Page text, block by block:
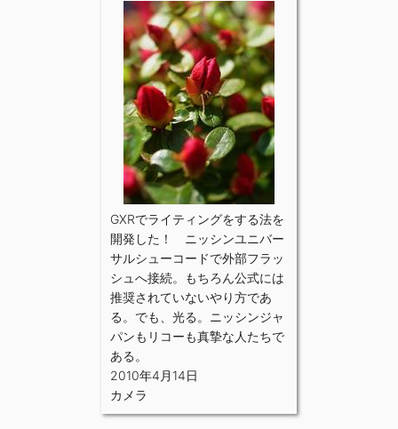
GXRでライティングをする法を
開発した！ ニッシンユニバー
サルシューコードで外部フラッ
シュへ接続。もちろん公式には
推奨されていないやり方であ
る。でも、光る。ニッシンジャ
パンもリコーも真摯な人たちで
ある。
2010年4月14日
カメラ